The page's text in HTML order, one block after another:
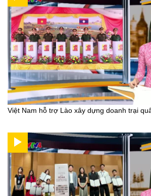
Việt Nam hỗ trợ Lào xây dựng doanh trại